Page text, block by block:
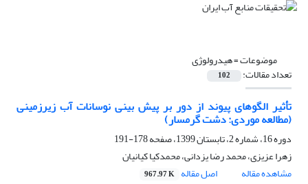
موضوعات =هیدرولوژی
تعداد مقالات: 102
تأثیر الگوهای پیوند از دور بر پیش بینی نوسانات آب زیرزمینی
(مطالعه موردی: دشت گرمسار)
دوره 16، شماره 2، تابستان 1399، صفحه
178-191
زهرا عزیزی، محمد رضا یزدانی، محمدکیا کیانیان
مشاهده مقاله
اصل مقاله 967.97 K